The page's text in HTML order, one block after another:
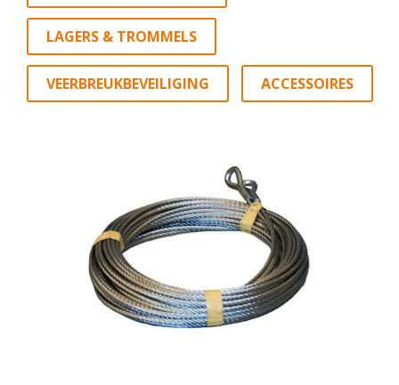
LAGERS & TROMMELS
VEERBREUKBEVEILIGING ACCESSOIRES